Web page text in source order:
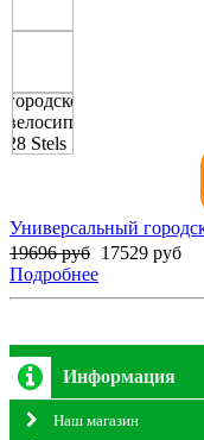
Универсальный
19696 руб 17529 руб
Подробнее
Информация
Наш магазин